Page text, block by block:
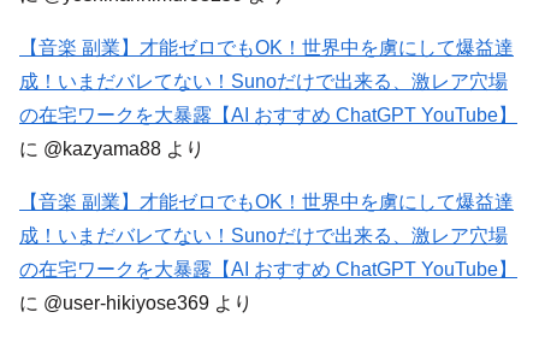
【音楽 副業】才能ゼロでもOK！世界中を虜にして爆益達
成！いまだバレてない！Sunoだけで出来る、激レア穴場
の在宅ワークを大暴露【AI おすすめ ChatGPT YouTube】
に @kazyama88 より
【音楽 副業】才能ゼロでもOK！世界中を虜にして爆益達
成！いまだバレてない！Sunoだけで出来る、激レア穴場
の在宅ワークを大暴露【AI おすすめ ChatGPT YouTube】
に @user-hikiyose369 より